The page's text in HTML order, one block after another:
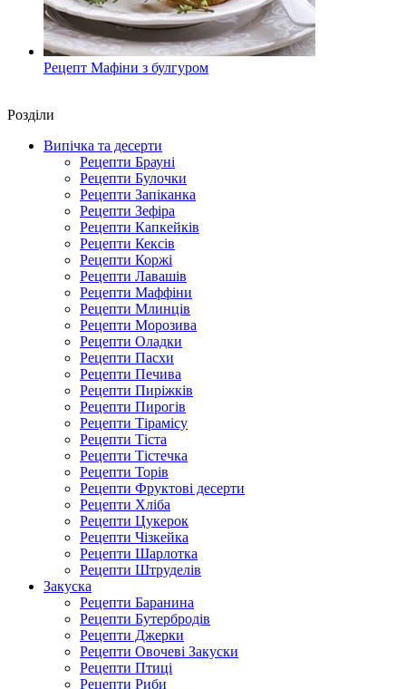
Рецепт Мафіни з булгуром
Роздiли
Випічка та десерти
Рецепти Брауні
Рецепти Булочки
Рецепти Запіканка
Рецепти Зефіра
Рецепти Капкейків
Рецепти Кексів
Рецепти Коржі
Рецепти Лавашів
Рецепти Маффіни
Рецепти Млинців
Рецепти Морозива
Рецепти Оладки
Рецепти Пасхи
Рецепти Печива
Рецепти Пиріжків
Рецепти Пирогів
Рецепти Тірамісу
Рецепти Тіста
Рецепти Тістечка
Рецепти Торів
Рецепти Фруктові десерти
Рецепти Хліба
Рецепти Цукерок
Рецепти Чізкейка
Рецепти Шарлотка
Рецепти Штруделів
Закуска
Рецепти Баранина
Рецепти Бутербродів
Рецепти Джерки
Рецепти Овочеві Закуски
Рецепти Птиці
Рецепти Риби